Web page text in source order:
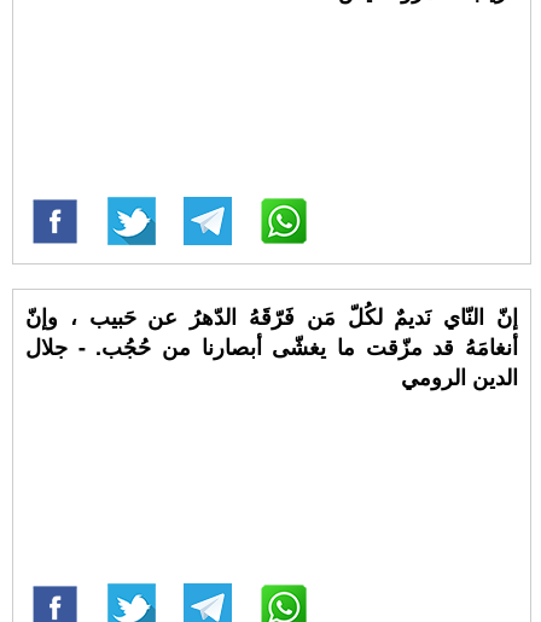
إنّ النّاي نَديمٌ لكُلّ مَن فَرّقَهُ الدّهرُ عن حَبيب ، وإنّ
أنغامَهُ قد مزّقت ما يغشّى أبصارنا من حُجُب. - جلال
الدين الرومي